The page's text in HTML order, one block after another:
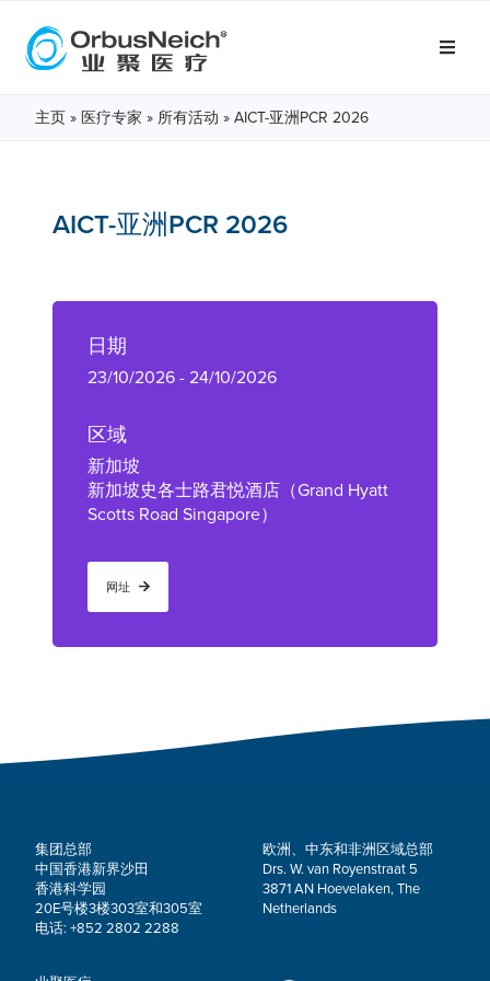
主页 » 医疗专家 » 所有活动 » AICT-亚洲PCR 2026
AICT-亚洲PCR 2026
日期
23/10/2026 - 24/10/2026
区域
新加坡
新加坡史各士路君悦酒店（Grand Hyatt
Scotts Road Singapore）
网址
集团总部
中国香港新界沙田
香港科学园
20E号楼3楼303室和305室
电话: +852 2802 2288
欧洲、中东和非洲区域总部
Drs. W. van Royenstraat 5
3871 AN Hoevelaken, The
Netherlands